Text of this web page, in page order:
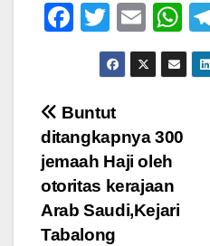
F
e
b
o
o
k
T
wi
tt
er
E
m
ail
W
h
at
A
Navigasi
pos
Buntut
ditangkapnya 300
jemaah Haji oleh
otoritas kerajaan
Arab Saudi,Kejari
Tabalong